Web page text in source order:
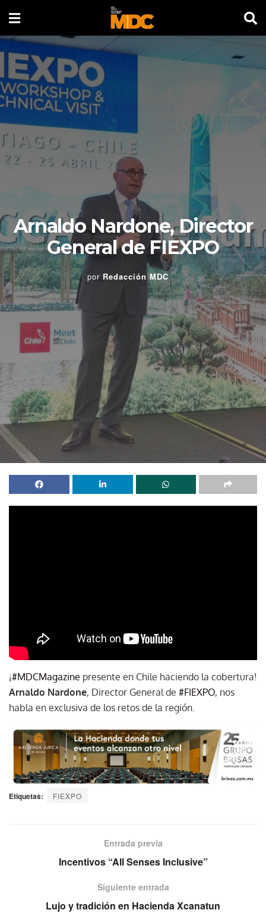
Arnaldo Nardone, Director
General de FIEXPO
por Redacción MDC
¡#MDCMagazine presente en Chile haciendo la cobertura!
Arnaldo Nardone, Director General de #FIEXPO, nos
habla en exclusiva de los retos de la región.
Etiquetas: FIEXPO
Entrada previa
Incentivos “All Senses Inclusive”
Siguiente entrada
Lujo y tradición en Hacienda Xcanatun